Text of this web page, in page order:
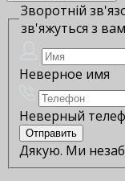
Зворотній
зв'яжуться з
Неверное имя
Неверный
Дякую. Ми